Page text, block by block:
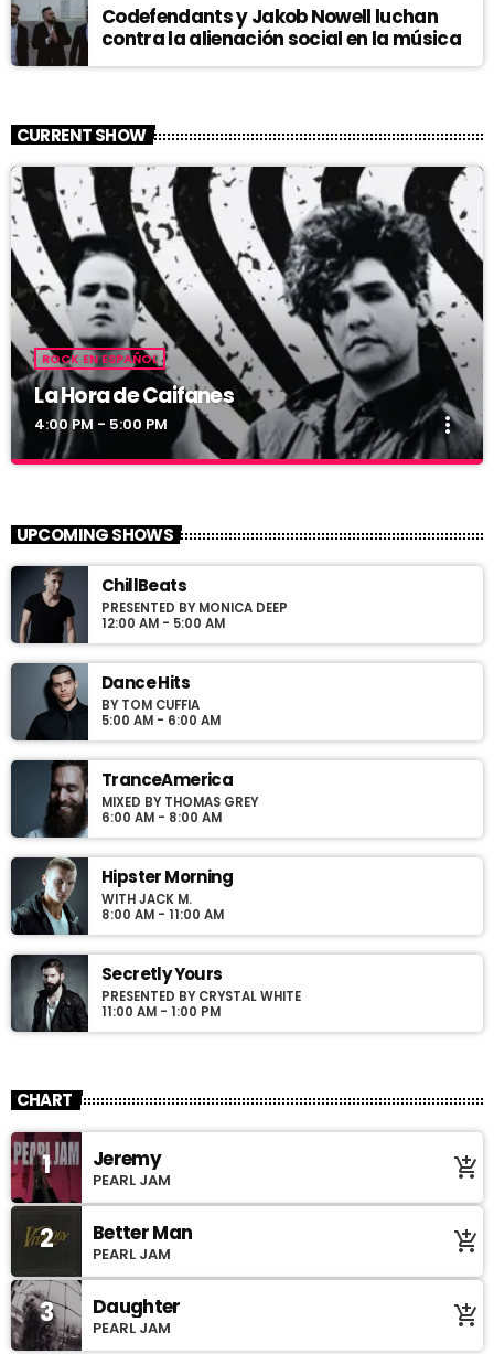
Codefendants y Jakob Nowell luchan
contra la alienación social en la música
CURRENT SHOW
ROCK EN ESPAÑOL
La Hora de Caifanes
4:00 PM - 5:00 PM more_vert
Radio
aqui va mas fres
UPCOMING SHOWS
ChillBeats
PRESENTED BY MONICA DEEP
12:00 AM - 5:00 AM
Dance Hits
BY TOM CUFFIA
5:00 AM - 6:00 AM
TranceAmerica
MIXED BY THOMAS GREY
6:00 AM - 8:00 AM
Hipster Morning
WITH JACK M.
8:00 AM - 11:00 AM
Secretly Yours
PRESENTED BY CRYSTAL WHITE
11:00 AM - 1:00 PM
CHART
1 Jeremy
PEARL JAM add_shopping_cart
2 Better Man
PEARL JAM add_shopping_cart
3 Daughter
PEARL JAM add_shopping_cart